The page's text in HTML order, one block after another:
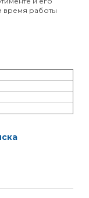
время работы